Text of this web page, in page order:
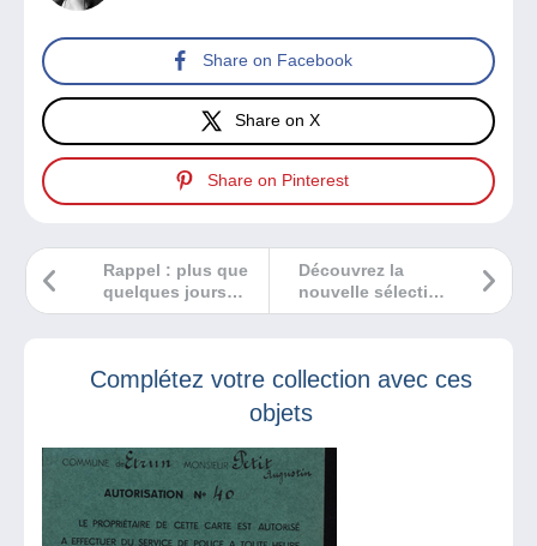
Share on Facebook
Share on X
Share on Pinterest
Découvrez la
nouvelle sélection
jeunesse de la
Rappel : plus que
quelques jours
avant Phila France
Complétez votre collection avec ces
objets